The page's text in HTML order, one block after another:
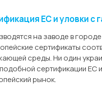
ЕС и уловки с
на заводе в
сертификаты
среды. Ни один
сертификации ЕС
рынок.